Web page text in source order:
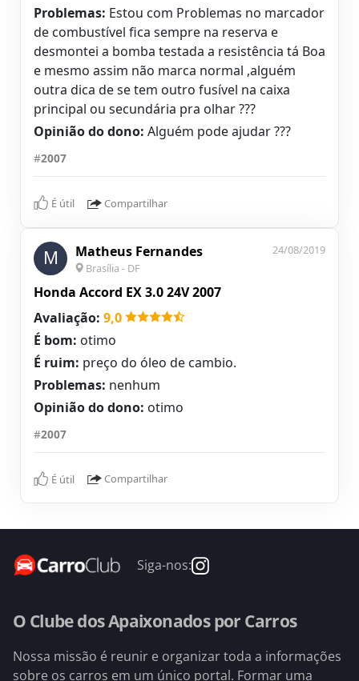
Problemas: Estou com Problemas no marcador
de combustível fica sempre na reserva e
desmontei a bomba testada a resistência tá Boa
e mesmo assim não marca normal ,alguém
outra dica de se tem outro fusível na caixa
principal ou secundária pra olhar ???
Opinião do dono: Alguém pode ajudar ???
#2007
É útil Compartilhar
M Matheus Fernandes
Brasília - DF
24/08/2019
Honda Accord EX 3.0 24V 2007
Avaliação: 9,0
É bom: otimo
É ruim: preço do óleo de cambio.
Problemas: nenhum
Opinião do dono: otimo
#2007
É útil Compartilhar
Siga-nos:
O Clube dos Apaixonados por Carros
Nossa missão é reunir e organizar toda a informações
sobre os carros em um único portal. Formar uma